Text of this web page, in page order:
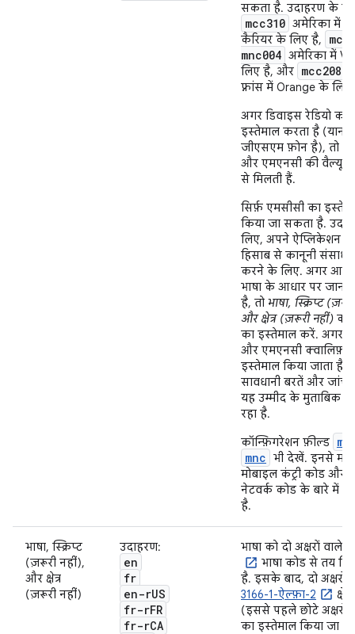
सकता है. उदाहरण के
mcc310 अमेरिका में
कैरियर के लिए है,
mnc004 अमेरिका में
लिए है, और mcc208-
फ़्रांस में Orange के लिए
अगर डिवाइस रेडियो
इस्तेमाल करता है (यानी
जीएसएम फ़ोन है), तो
और एमएनसी की वैल्यू,
से मिलती हैं.
सिर्फ़ एमसीसी का
किया जा सकता है.
लिए, अपने ऐप्लिकेशन
हिसाब से कानूनी
करने के लिए. अगर
भाषा के आधार पर
है, तो भाषा, स्क्रिप्ट
और क्षेत्र (ज़रूरी नहीं)
का इस्तेमाल करें. अगर
और एमएनसी
इस्तेमाल किया जाता है,
सावधानी बरतें और जांच
यह उम्मीद के मुताबिक
रहा है.
कॉन्फ़िगरेशन फ़ील्ड
mnc भी देखें. इनसे
मोबाइल कंट्री कोड और
नेटवर्क कोड के बारे में
है.
भाषा, स्क्रिप्ट
(ज़रूरी नहीं),
और क्षेत्र
(ज़रूरी नहीं)
उदाहरण:
en
fr
en-rUS
fr-rFR
fr-rCA
भाषा को दो अक्षरों वाले
भाषा कोड से तय
है. इसके बाद, दो अक्षरों
3166-1-ऐल्फ़ा-2
(इससे पहले छोटे अक्षरों
का इस्तेमाल किया जा